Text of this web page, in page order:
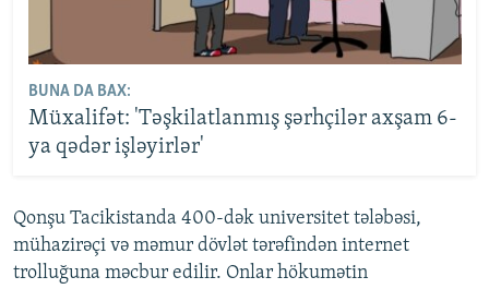
BUNA DA BAX:
Müxalifət: 'Təşkilatlanmış şərhçilər axşam 6-
ya qədər işləyirlər'
Qonşu Tacikistanda 400-dək universitet tələbəsi,
mühazirəçi və məmur dövlət tərəfindən internet
trolluğuna məcbur edilir. Onlar hökumətin